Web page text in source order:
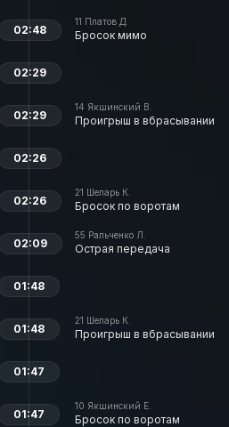
11 Платов Д.
Бросок мимо
02:48
02:29
14 Якшинский В.
Проигрыш в вбрасывании
02:29
02:26
21 Шеларь К.
Бросок по воротам
02:26
55 Ральченко Л.
Острая передача
02:09
01:48
21 Шеларь К.
Проигрыш в вбрасывании
01:48
01:47
10 Якшинский Е.
Бросок по воротам
01:47